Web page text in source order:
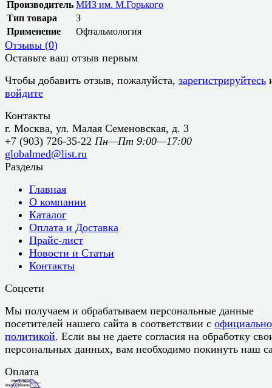
Производитель МИЗ им. М.Горького
Тип товара
З
Применение
Офтальмология
Отзывы (0)
Оставьте ваш отзыв первым
Чтобы добавить отзыв, пожалуйста, зарегистрируйтесь
войдите
Контакты
г. Москва, ул. Малая Семеновская, д. 3
+7 (903) 726-35-22 Пн—Пт 9:00—17:00
globalmed@list.ru
Разделы
Главная
О компании
Каталог
Оплата и Доставка
Прайс-лист
Новости и Статьи
Контакты
Соцсети
Мы получаем и обрабатываем персональные данные
посетителей нашего сайта в соответствии с
политикой. Если вы не даете согласия на обработку
персональных данных, вам необходимо покинуть наш
Оплата